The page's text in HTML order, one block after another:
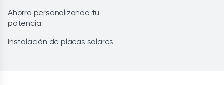
Ahorra personalizando tu
potencia
Instalación de placas solares